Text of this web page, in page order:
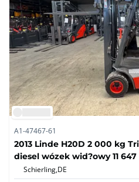
A1-47467-61
2013 Linde H20D 2 000 kg
diesel wózek wid?owy 11
Schierling,DE